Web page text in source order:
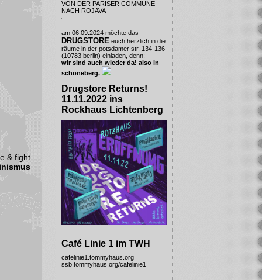
VON DER PARISER COMMUNE
NACH ROJAVA
am 06.09.2024 möchte das
DRUGSTORE euch herzlich in die
räume in der potsdamer str. 134-136
(10783 berlin) einladen, denn:
wir sind auch wieder da! also in
schöneberg.
Drugstore Returns!
11.11.2022 ins
Rockhaus Lichtenberg
Café Linie 1 im TWH
cafelinie1.tommyhaus.org
ssb.tommyhaus.org/cafelinie1
& fight